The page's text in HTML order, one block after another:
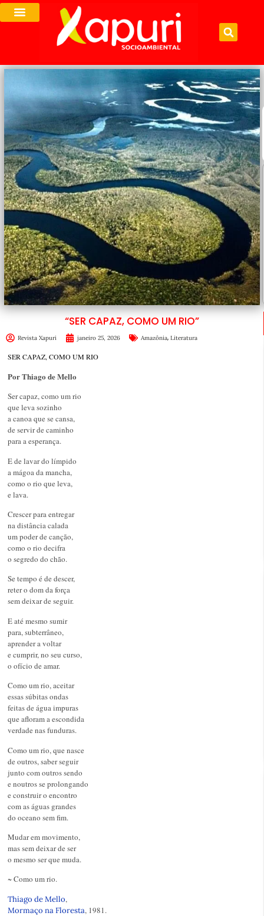
“SER CAPAZ, COMO UM RIO”
Revista Xapuri janeiro 25, 2026 Amazônia, Literatura
SER CAPAZ, COMO UM RIO
Por Thiago de Mello
Ser capaz, como um rio
que leva sozinho
a canoa que se cansa,
de servir de caminho
para a esperança.
E de lavar do límpido
a mágoa da mancha,
como o rio que leva,
e lava.
Crescer para entregar
na distância calada
um poder de canção,
como o rio decifra
o segredo do chão.
Se tempo é de descer,
reter o dom da força
sem deixar de seguir.
E até mesmo sumir
para, subterrâneo,
aprender a voltar
e cumprir, no seu curso,
o ofício de amar.
Como um rio, aceitar
essas súbitas ondas
feitas de água impuras
que afloram a escondida
verdade nas funduras.
Como um rio, que nasce
de outros, saber seguir
junto com outros sendo
e noutros se prolongando
e construir o encontro
com as águas grandes
do oceano sem fim.
Mudar em movimento,
mas sem deixar de ser
o mesmo ser que muda.
~ Como um rio.
Thiago de Mello,
Mormaço na Floresta, 1981.